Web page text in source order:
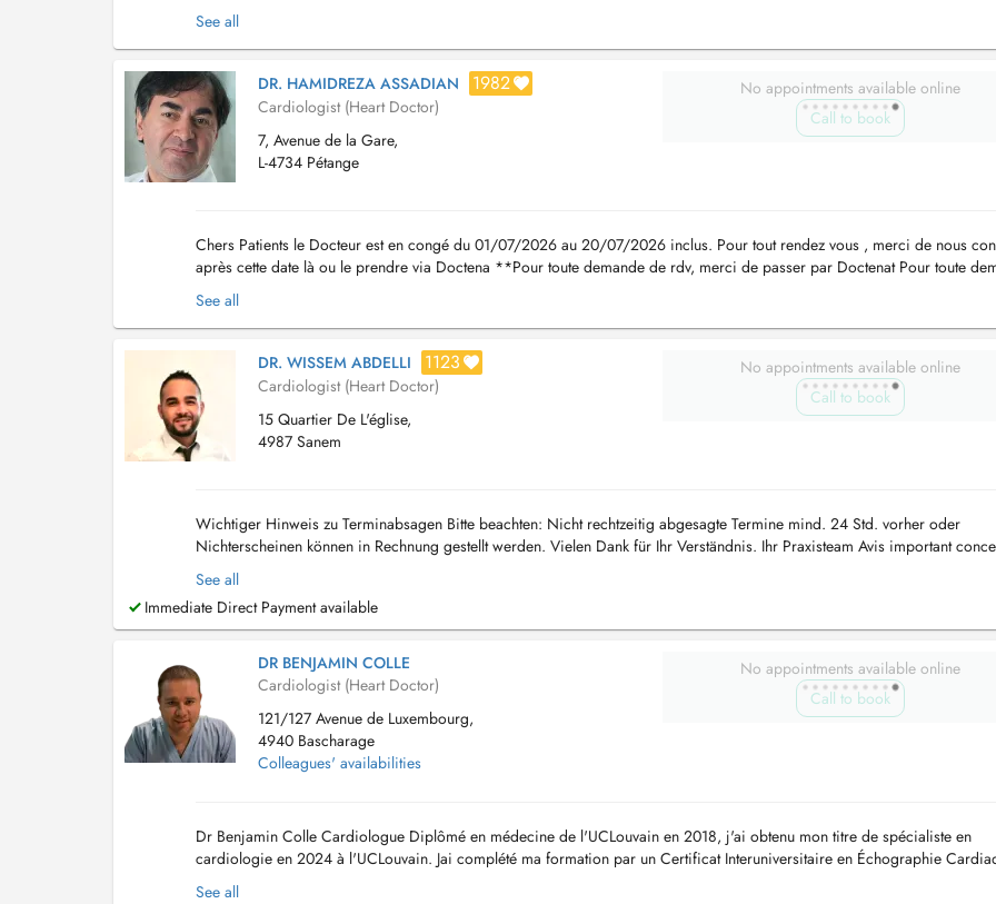
Niederkorn) En cas de rendez-vous urgent, veu...
See all
DR. HAMIDREZA ASSADIAN 1982
Cardiologist (Heart Doctor)
7, Avenue de la Gare,
L-4734 Pétange
No appointments available online
Call to book
Chers Patients le Docteur est en congé du 01/07/2026 au 20/07/2026 inclus. Pour tout rendez vous , merci de nous
après cette date là ou le prendre via Doctena **Pour toute demande de rdv, merci de passer par Doctenat Pour toute
de renouvellement ordonnance, facturatio...
See all
DR. WISSEM ABDELLI 1123
Cardiologist (Heart Doctor)
15 Quartier De L'église,
4987 Sanem
No appointments available online
Call to book
Wichtiger Hinweis zu Terminabsagen Bitte beachten: Nicht rechtzeitig abgesagte Termine mind. 24 Std. vorher oder
Nichterscheinen können in Rechnung gestellt werden. Vielen Dank für Ihr Verständnis. Ihr Praxisteam Avis important
les rendez-vous Merci de noter : Les rendez-vo...
See all
Immediate Direct Payment available
DR BENJAMIN COLLE
Cardiologist (Heart Doctor)
121/127 Avenue de Luxembourg,
4940 Bascharage
Colleagues' availabilities
No appointments available online
Call to book
Dr Benjamin Colle Cardiologue Diplômé en médecine de l'UCLouvain en 2018, j'ai obtenu mon titre de spécialiste en
cardiologie en 2024 à l'UCLouvain. Jai complété ma formation par un Certificat Interuniversitaire en Échographie
(Université de Liège, 2024) ainsi qu'un DIU de Cardiomyo...
See all